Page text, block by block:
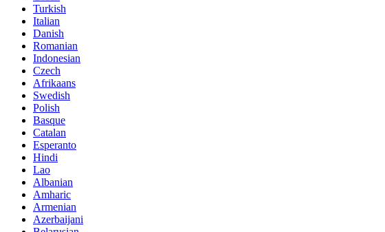
Turkish
Italian
Danish
Romanian
Indonesian
Czech
Afrikaans
Swedish
Polish
Basque
Catalan
Esperanto
Hindi
Lao
Albanian
Amharic
Armenian
Azerbaijani